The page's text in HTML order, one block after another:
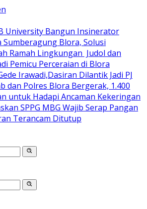
University Bangun Insinerator
Sumberagung Blora, Solusi
Ramah Lingkungan
Judol dan
Pemicu Perceraian di Blora
Irawadi,Dasiran Dilantik Jadi PJ
dan Polres Blora Bergerak, 1.400
untuk Hadapi Ancaman Kekeringan
SPPG MBG Wajib Serap Pangan
Terancam Ditutup